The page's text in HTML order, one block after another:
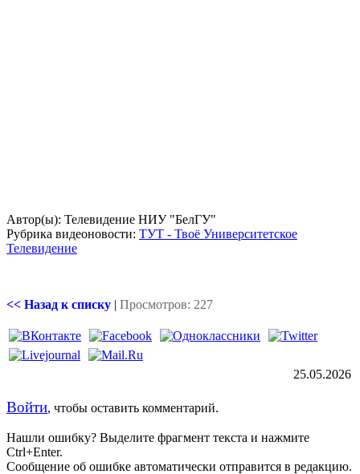
Автор(ы): Телевидение НИУ "БелГУ"
Рубрика видеоновости: ТУТ - Твоё Университетское
Телевидение
<< Назад к списку | Просмотров: 227
25.05.2026
Войти, чтобы оставить комментарий.
Нашли ошибку? Выделите фрагмент текста и нажмите
Ctrl+Enter.
Сообщение об ошибке автоматически отправится в редакцию.